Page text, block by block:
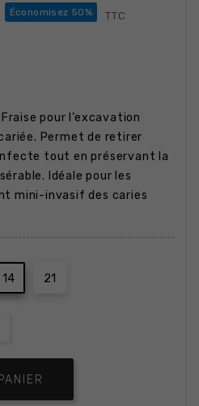
Économisez 50% TTC
pour l’excavation
Permet de retirer
tout en préservant la
Idéale pour les
mini-invasif des caries
14 21